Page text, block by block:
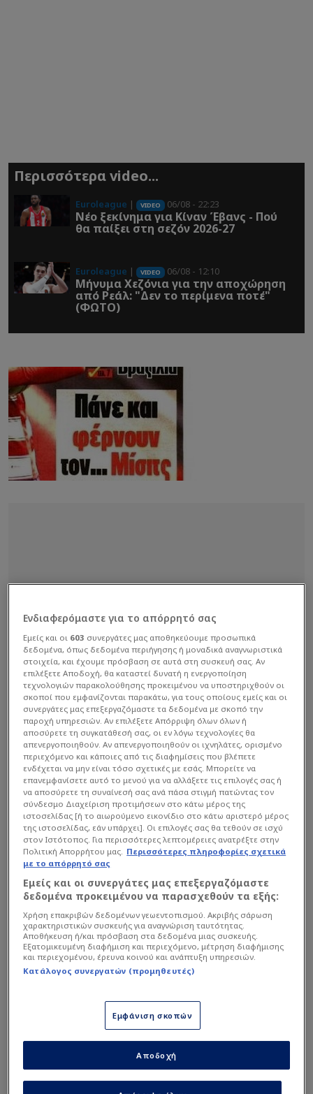
Περισσότερα video...
Euroleague | VIDEO 06/08 - 22:23
Νέο ξεκίνημα για Κίναν Έβανς - Πού
θα παίξει στη σεζόν 2026-27
Euroleague | VIDEO 06/08 - 12:10
Μήνυμα Χεζόνια για την αποχώρηση
από Ρεάλ: "Δεν το περίμενα ποτέ"
(ΦΩΤΟ)
Πάνε και φέρνουν τον... Μίσιτς", αναφέρει το
σημερινό, πρωτοσέλιδο ρεπορτάζ τής
μια ακόμα μέρα επιμένει και κρατάει στην
επικαιρότητα το όνομα του Σέρβου άσου.
Διαβάστε επίσης...
Ενδιαφερόμαστε για το απόρρητό σας
Εμείς και οι 603 συνεργάτες μας αποθηκεύουμε προσωπικά
δεδομένα, όπως δεδομένα περιήγησης ή μοναδικά αναγνωριστικά
στοιχεία, και έχουμε πρόσβαση σε αυτά στη συσκευή σας. Αν
επιλέξετε Αποδοχή, θα καταστεί δυνατή η ενεργοποίηση
τεχνολογιών παρακολούθησης προκειμένου να υποστηριχθούν οι
σκοποί που εμφανίζονται παρακάτω, για τους οποίους εμείς και οι
συνεργάτες μας επεξεργαζόμαστε τα δεδομένα με σκοπό την
παροχή υπηρεσιών. Αν επιλέξετε Απόρριψη όλων όλων ή
αποσύρετε τη συγκατάθεσή σας, οι εν λόγω τεχνολογίες θα
απενεργοποιηθούν. Αν απενεργοποιηθούν οι ιχνηλάτες, ορισμένο
περιεχόμενο και κάποιες από τις διαφημίσεις που βλέπετε
ενδέχεται να μην είναι τόσο σχετικές με εσάς. Μπορείτε να
επανεμφανίσετε αυτό το μενού για να αλλάξετε τις επιλογές σας ή
να αποσύρετε τη συναίνεσή σας ανά πάσα στιγμή πατώντας τον
σύνδεσμο Διαχείριση προτιμήσεων στο κάτω μέρος της
ιστοσελίδας [ή το αιωρούμενο εικονίδιο στο κάτω αριστερό μέρος
της ιστοσελίδας, εάν υπάρχει]. Οι επιλογές σας θα τεθούν σε ισχύ
στον Ιστότοπος. Για περισσότερες λεπτομέρειες ανατρέξτε στην
Πολιτική Απορρήτου μας. Περισσότερες πληροφορίες σχετικά
με το απόρρητό σας
Εμείς και οι συνεργάτες μας επεξεργαζόμαστε
δεδομένα προκειμένου να παρασχεθούν τα εξής:
Χρήση επακριβών δεδομένων γεωεντοπισμού. Ακριβής σάρωση
χαρακτηριστικών συσκευής για αναγνώριση ταυτότητας.
Αποθήκευση ή/και πρόσβαση στα δεδομένα μιας συσκευής.
Εξατομικευμένη διαφήμιση και περιεχόμενο, μέτρηση διαφήμισης
και περιεχομένου, έρευνα κοινού και ανάπτυξη υπηρεσιών.
Κατάλογος συνεργατών (προμηθευτές)
Εμφάνιση σκοπών
Αποδοχή